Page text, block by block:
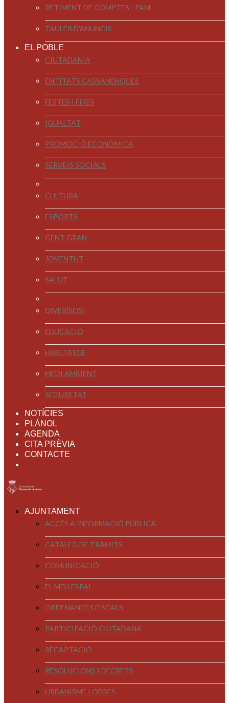
RETIMENT DE COMPTES - PAM
TAULER D'ANUNCIS
EL POBLE
CIUTADANIA
ENTITATS CASSANENQUES
FESTES I FIRES
IGUALTAT
PROMOCIÓ ECONÒMICA
SERVEIS SOCIALS
CULTURA
ESPORTS
GENT GRAN
JOVENTUT
SALUT
DIVER[SOS]
EDUCACIÓ
HABITATGE
MEDI AMBIENT
SEGURETAT
NOTÍCIES
PLÀNOL
AGENDA
CITA PRÈVIA
CONTACTE
AJUNTAMENT
ACCÉS A INFORMACIÓ PÚBLICA
CATÀLEG DE TRÀMITS
COMUNICACIÓ
EL MEU ESPAI
ORDENANCES FISCALS
PARTICIPACIÓ CIUTADANA
RECAPTACIÓ
RESOLUCIONS I DECRETS
URBANISME I OBRES